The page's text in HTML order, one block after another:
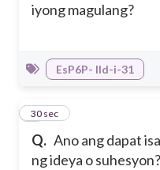
iyong magulang?
EsP6P- IId-i-31
Q. Ano ang dapat
ng ideya o suhesyon?
8
30 sec